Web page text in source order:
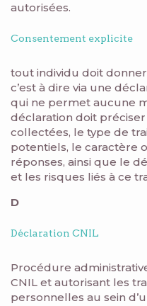
autorisées.
Consentement explicite
tout individu doit
c’est à dire via une
qui ne permet aucune
déclaration doit
collectées, le type de
potentiels, le caractère
réponses, ainsi que le
et les risques liés à ce
D
Déclaration CNIL
Procédure
CNIL et autorisant les
personnelles au sein